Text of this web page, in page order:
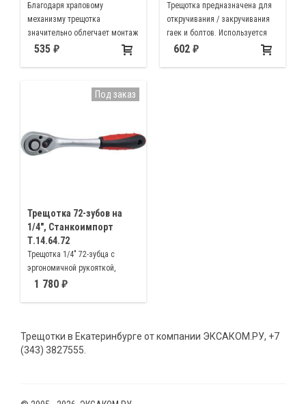
Благодаря храповому
механизму трещотка
значительно облегчает монтаж
резьбовых соединений, что
535
Трещотка предназначена для
откручивания / закручивания
гаек и болтов. Используется
совместо с торцевыми
602
Трещотка 72-зубов на
1/4", Станкоимпорт
Т.14.64.72
Трещотка 1/4" 72-зубца с
эргономичной рукояткой,
изготовлен из хром-
быстрым сбросом и
флажковым переключателем
1 780
Под заказ
Трещотки в Екатеринбурге от компании ЭКСАКОМ.РУ, +7
(343) 3827555.